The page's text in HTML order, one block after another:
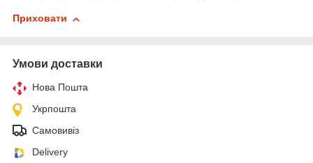
Приховати
Умови доставки
Нова Пошта
Укрпошта
Самовивіз
Delivery